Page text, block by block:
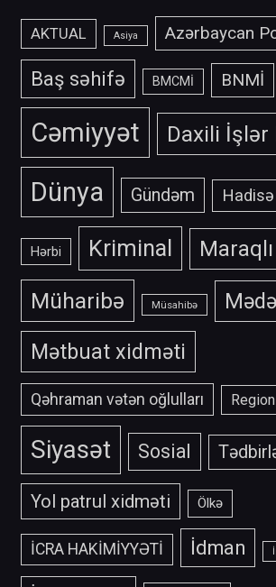
AKTUAL Asiya Azərbaycan
Baş səhifə BMCMİ BNMİ
Cəmiyyət Daxili İşlər
Dünya Gündəm Hadisə
Hərbi Kriminal Maraqlı
Müharibə Müsahibə
Mətbuat xidməti
Qəhraman vətən oğlulları Region
Siyasət Sosial
Yol patrul xidməti Ölkə
İCRA HAKİMİYYƏTİ İdman